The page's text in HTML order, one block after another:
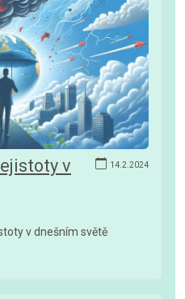
14.2.2024
v
v dnešním světě